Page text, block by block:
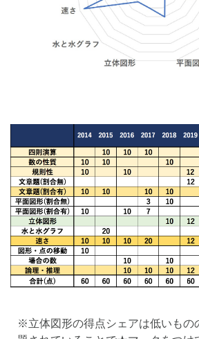
※立体図形の得点シェアは低いもの